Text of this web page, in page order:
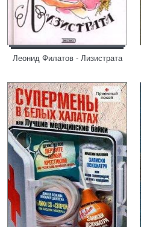
Леонид Филатов - Лизистрата